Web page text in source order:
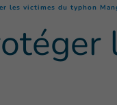
les victimes du typhon